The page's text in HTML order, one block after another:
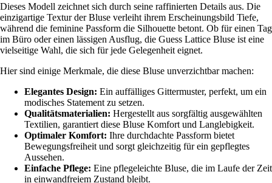
Dieses Modell zeichnet sich durch seine raffinierten Details aus. Die
einzigartige Textur der Bluse verleiht ihrem Erscheinungsbild Tiefe,
während die feminine Passform die Silhouette betont. Ob für einen Tag
im Büro oder einen lässigen Ausflug, die Guess Lattice Bluse ist eine
vielseitige Wahl, die sich für jede Gelegenheit eignet.
Hier sind einige Merkmale, die diese Bluse unverzichtbar machen:
Elegantes Design: Ein auffälliges Gittermuster, perfekt, um ein
modisches Statement zu setzen.
Qualitätsmaterialien: Hergestellt aus sorgfältig ausgewählten
Textilien, garantiert diese Bluse Komfort und Langlebigkeit.
Optimaler Komfort: Ihre durchdachte Passform bietet
Bewegungsfreiheit und sorgt gleichzeitig für ein gepflegtes
Aussehen.
Einfache Pflege: Eine pflegeleichte Bluse, die im Laufe der Zeit
in einwandfreiem Zustand bleibt.